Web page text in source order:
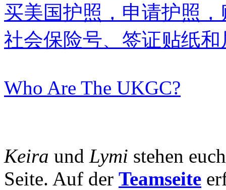
买美国护照，申请护照
社会保险号、签证贴纸
Who Are The UKGC?
Keira und Lymi stehen
Seite. Auf der Teamseite